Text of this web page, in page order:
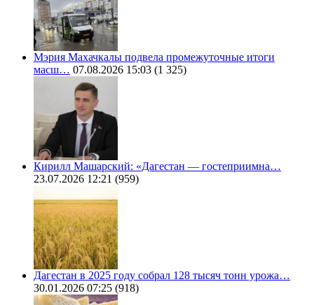
Мэрия Махачкалы подвела промежуточные итоги
масш… 07.08.2026 15:03 (1 325)
Кирилл Машарский: «Дагестан — гостеприимна…
23.07.2026 12:21 (959)
Дагестан в 2025 году собрал 128 тысяч тонн урожа…
30.01.2026 07:25 (918)